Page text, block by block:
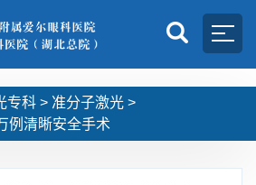
专科 > 准分子激光 >
例清晰安全手术